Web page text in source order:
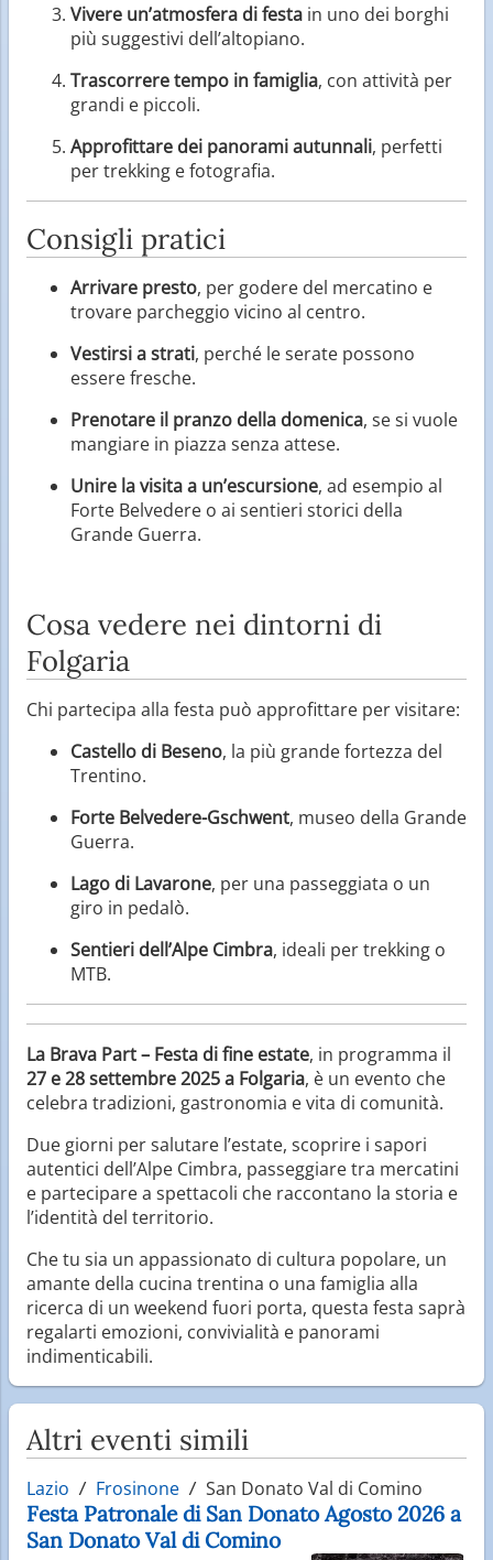
Vivere un’atmosfera di festa in uno dei borghi
più suggestivi dell’altopiano.
Trascorrere tempo in famiglia, con attività per
grandi e piccoli.
Approfittare dei panorami autunnali, perfetti
per trekking e fotografia.
Consigli pratici
Arrivare presto, per godere del mercatino e
trovare parcheggio vicino al centro.
Vestirsi a strati, perché le serate possono
essere fresche.
Prenotare il pranzo della domenica, se si vuole
mangiare in piazza senza attese.
Unire la visita a un’escursione, ad esempio al
Forte Belvedere o ai sentieri storici della
Grande Guerra.
Cosa vedere nei dintorni di
Folgaria
Chi partecipa alla festa può approfittare per visitare:
Castello di Beseno, la più grande fortezza del
Trentino.
Forte Belvedere-Gschwent, museo della Grande
Guerra.
Lago di Lavarone, per una passeggiata o un
giro in pedalò.
Sentieri dell’Alpe Cimbra, ideali per trekking o
MTB.
La Brava Part – Festa di fine estate, in programma il
27 e 28 settembre 2025 a Folgaria, è un evento che
celebra tradizioni, gastronomia e vita di comunità.
Due giorni per salutare l’estate, scoprire i sapori
autentici dell’Alpe Cimbra, passeggiare tra mercatini
e partecipare a spettacoli che raccontano la storia e
l’identità del territorio.
Che tu sia un appassionato di cultura popolare, un
amante della cucina trentina o una famiglia alla
ricerca di un weekend fuori porta, questa festa saprà
regalarti emozioni, convivialità e panorami
indimenticabili.
Altri eventi simili
Lazio Frosinone San Donato Val di Comino
Festa Patronale di San Donato Agosto 2026 a
San Donato Val di Comino